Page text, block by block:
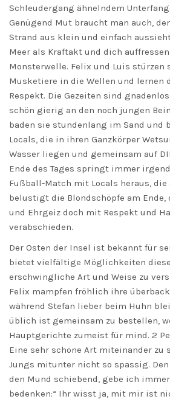
Schleudergang ähnelndem
Genügend Mut braucht man auch,
Strand aus klein und einfach
Meer als Kraftakt und dich
Monsterwelle. Felix und Luis stürzen
Musketiere in die Wellen und lernen
Respekt. Die Gezeiten sind
schön gierig an den noch jungen
baden sie stundenlang im Sand und
Locals, die in ihren Ganzkörper
Wasser liegen und gemeinsam auf
Ende des Tages springt immer
Fußball-Match mit Locals heraus,
belustigt die Blondschöpfe am Ende,
und Ehrgeiz doch mit Respekt und
verabschieden.
Der Osten der Insel ist bekannt für
bietet vielfältige Möglichkeiten
erschwingliche Art und Weise zu
Felix mampfen fröhlich ihre
während Stefan lieber beim Huhn
üblich ist gemeinsam zu bestellen,
Hauptgerichte zumeist für mind. 2
Eine sehr schöne Art miteinander zu
Jungs mitunter nicht so spassig.
den Mund schiebend, gebe ich
bedenken:“ Ihr wisst ja, mit mir ist